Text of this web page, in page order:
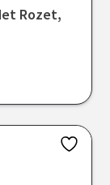
Rozet,